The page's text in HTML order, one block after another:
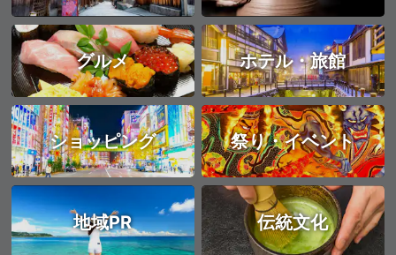
グルメ ホテル・旅館
ショッピング 祭り・イベント
地域PR 伝統文化